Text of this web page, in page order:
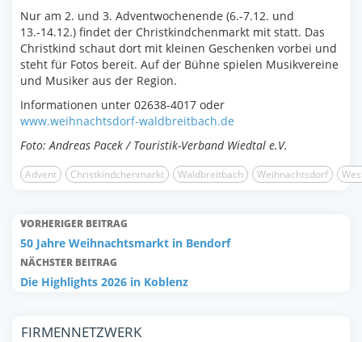
Nur am 2. und 3. Adventwochenende (6.-7.12. und
13.-14.12.) findet der Christkindchenmarkt mit statt. Das
Christkind schaut dort mit kleinen Geschenken vorbei und
steht für Fotos bereit. Auf der Bühne spielen Musikvereine
und Musiker aus der Region.
Informationen unter 02638-4017 oder
www.weihnachtsdorf-waldbreitbach.de
Foto: Andreas Pacek / Touristik-Verband Wiedtal e.V.
Advent Christkindchenmarkt Waldbreitbach Weihnachtsdorf
VORHERIGER BEITRAG
50 Jahre Weihnachtsmarkt in Bendorf
NÄCHSTER BEITRAG
Die Highlights 2026 in Koblenz
FIRMENNETZWERK